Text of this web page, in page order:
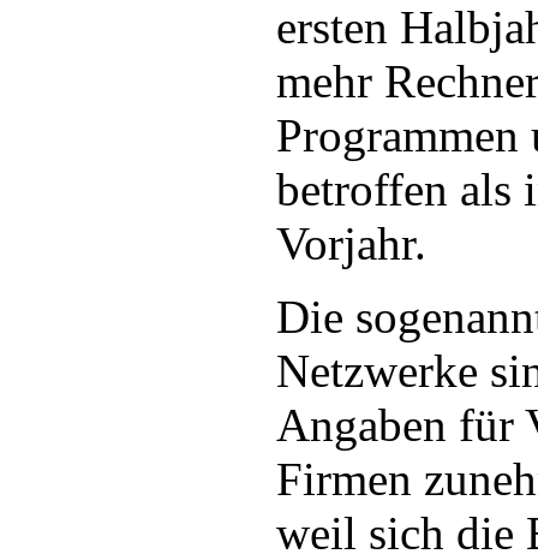
ersten
mehr
betroffen als
Vorjahr.
Die
Netzwerke
Angaben für
Firmen
weil sich die